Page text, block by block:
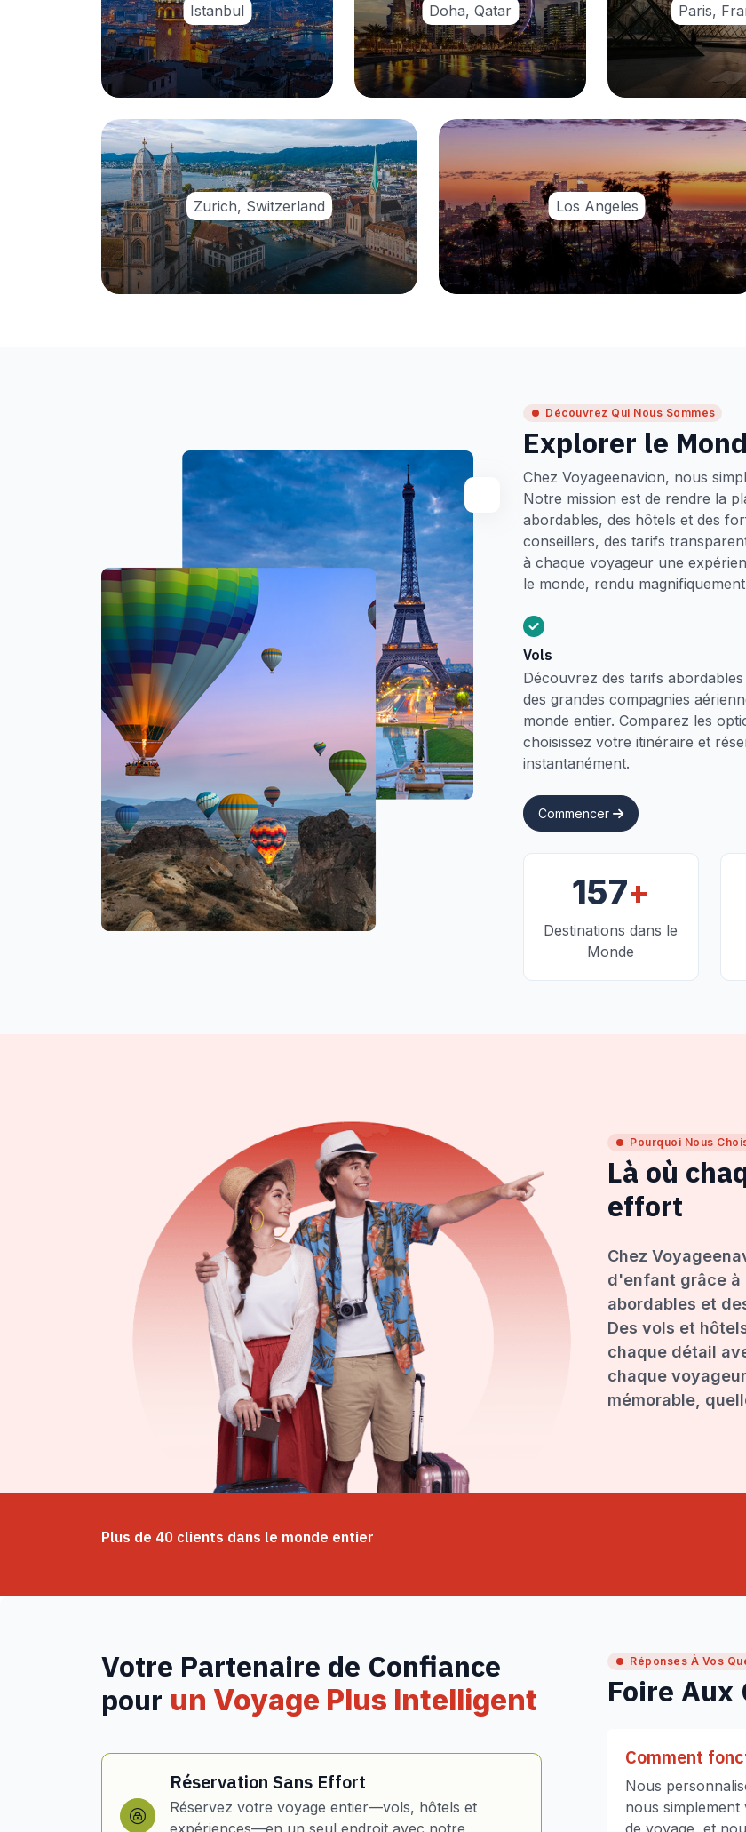
Istanbul Doha, Qatar Paris,
Zurich, Switzerland Los Angeles
Découvrez Qui Nous Sommes
Explorer le
Chez Voyageenavion, nous
Notre mission est de rendre la
abordables, des hôtels et des
conseillers, des tarifs
à chaque voyageur une
le monde, rendu
Vols
Découvrez des tarifs
des grandes compagnies
monde entier. Comparez les
choisissez votre itinéraire et
instantanément.
Commencer
157+
Destinations dans le
Monde
Pourquoi Nous
Là où
effort
Chez
d'enfant grâce à
abordables et
Des vols et
chaque détail
chaque
mémorable,
Plus de 40 clients dans le monde entier
Votre Partenaire de Confiance
pour un Voyage Plus Intelligent
Réservation Sans Effort
Réservez votre voyage entier—vols, hôtels et
expériences—en un seul endroit avec notre
Réponses À Vos
Foire Aux
Comment
Nous
nous
de voyage, et